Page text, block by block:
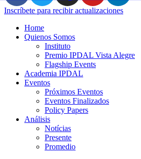
Inscríbete para recibir actualizaciones
Home
Quienos Somos
Instituto
Premio IPDAL Vista Alegre
Flagship Events
Academia IPDAL
Eventos
Próximos Eventos
Eventos Finalizados
Policy Papers
Análisis
Notícias
Presente
Promedio